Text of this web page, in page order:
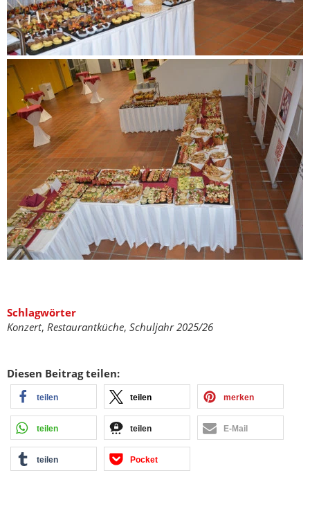
Schlagwörter
Konzert, Restaurantküche, Schuljahr 2025/26
Diesen Beitrag teilen:
teilen teilen merken
teilen teilen E-Mail
teilen Pocket